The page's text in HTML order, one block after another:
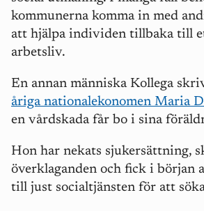
kommunerna komma in med
att hjälpa individen tillbaka till
arbetsliv.
En annan människa Kollega
åriga nationalekonomen Maria
en vårdskada får bo i sina
Hon har nekats sjukersättning,
överklaganden och fick i början
till just socialtjänsten för att